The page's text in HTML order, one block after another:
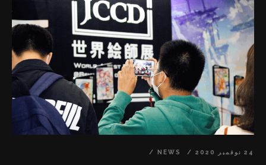
24 نوفمبر 2020 NEWS